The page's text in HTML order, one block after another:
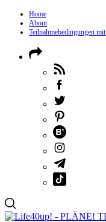
Home
About
Teilnahmebedingungen